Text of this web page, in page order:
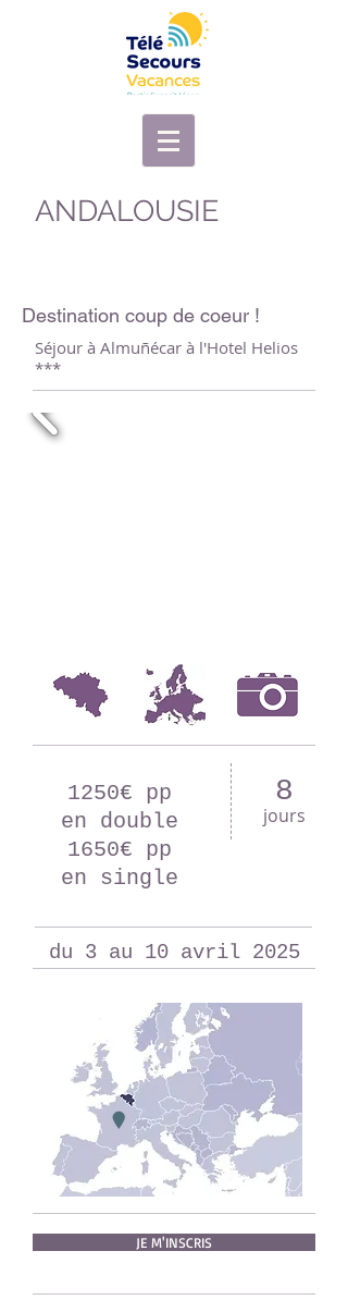
ANDALOUSIE
Destination coup de coeur !
Séjour à Almuñécar à l'Hotel Helios
***
1250€ pp
en double
1650€ pp
en single
8
jours
du 3 au 10 avril 2025
JE M'INSCRIS